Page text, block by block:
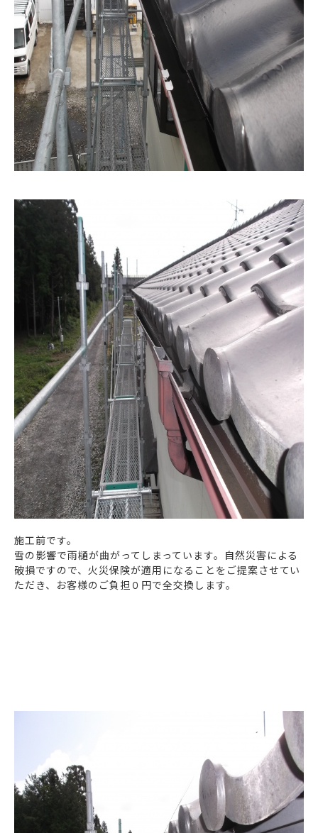
施工前です。
雪の影響で雨樋が曲がってしまっています。自然災害による
破損ですので、火災保険が適用になることをご提案させてい
ただき、お客様のご負担０円で全交換します。